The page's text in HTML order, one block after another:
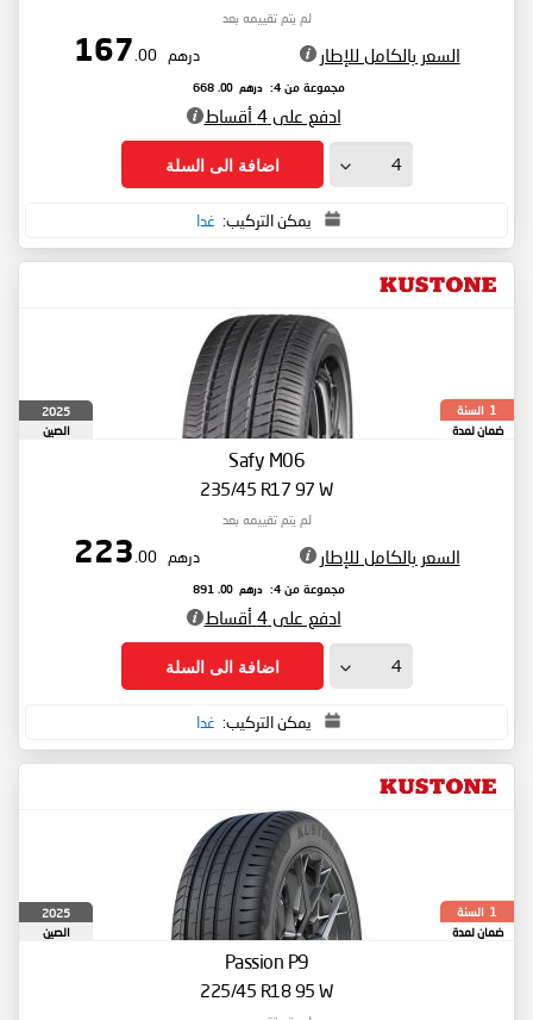
لم يتم تقييمه بعد
السعر بالكامل للإطار درهم 167
.00
مجموعة من 4: درهم 668
.00
ادفع على 4 أقساط
اضافة الى السلة
يمكن التركيب: غدا
1 السنة
ضمان لمدة
2025
الصين
Safy M06
235/45 R17 97 W
لم يتم تقييمه بعد
السعر بالكامل للإطار درهم 223
.00
مجموعة من 4: درهم 891
.00
ادفع على 4 أقساط
اضافة الى السلة
يمكن التركيب: غدا
1 السنة
ضمان لمدة
2025
الصين
Passion P9
225/45 R18 95 W